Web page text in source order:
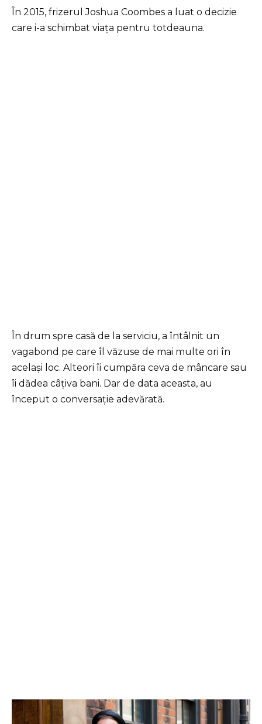
În 2015, frizerul Joshua Coombes a luat o decizie
care i-a schimbat viața pentru totdeauna.
În drum spre casă de la serviciu, a întâlnit un
vagabond pe care îl văzuse de mai multe ori în
același loc. Alteori îi cumpăra ceva de mâncare sau
îi dădea câțiva bani. Dar de data aceasta, au
început o conversație adevărată.